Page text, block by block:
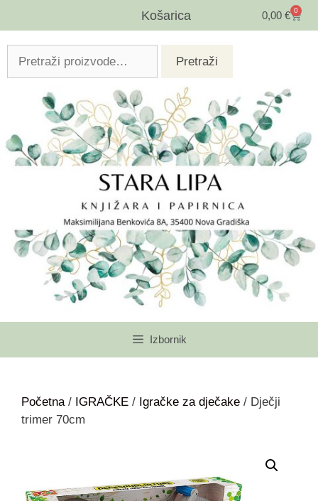
Košarica 0,00 € 0
Pretraži
Izbornik
Početna/ IGRAČKE / Igračke za dječake / Dječji
trimer 70cm